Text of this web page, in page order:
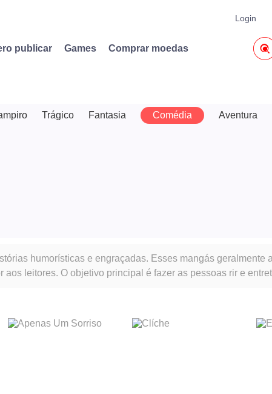
Login
publicar Games Comprar moedas
Trágico Fantasia Comédia Aventura
humorísticas e engraçadas. Esses mangás geralmente
leitores. O objetivo principal é fazer as pessoas rir e